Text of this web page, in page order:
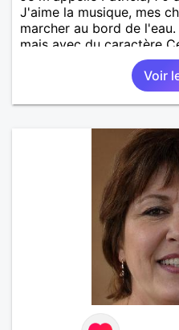
J'aime la musique, mes
marcher au bord de
mais avec du caractère
mensonge, le paraître,
Voir